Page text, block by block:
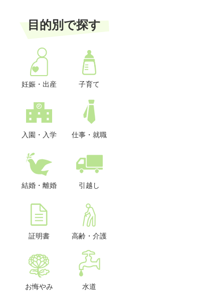
目的別で探す
妊娠・出産 子育て
入園・入学 仕事・就職
結婚・離婚 引越し
証明書 高齢・介護
お悔やみ 水道